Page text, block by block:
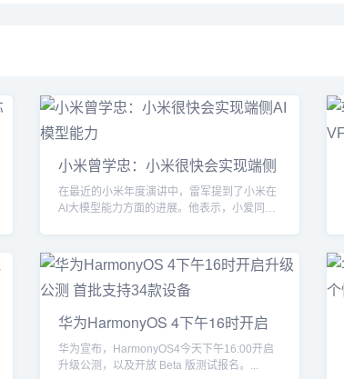
小米曾学忠：小米很快会实现端侧
AI模
在最近的小米年度演讲中，雷军提到了小米在
AI大模型能力方面的进展。他表示，小爱同学
华为HarmonyOS 4下午16时开启
升级
华为宣布，HarmonyOS4今天下午16:00开启
升级公测，以及开放 Beta 版测试报名。...